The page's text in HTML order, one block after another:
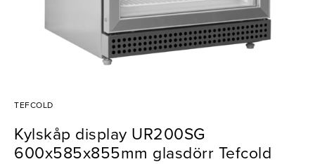
TEFCOLD
Kylskåp display UR200SG
600x585x855mm glasdörr Tefcold